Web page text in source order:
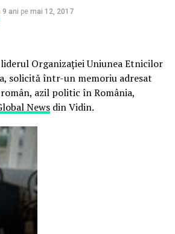
9 ani pe mai 12, 2017
Organizației Uniunea Etnicilor
solicită într-un memoriu adresat
azil politic în România,
Newsdin Vidin.